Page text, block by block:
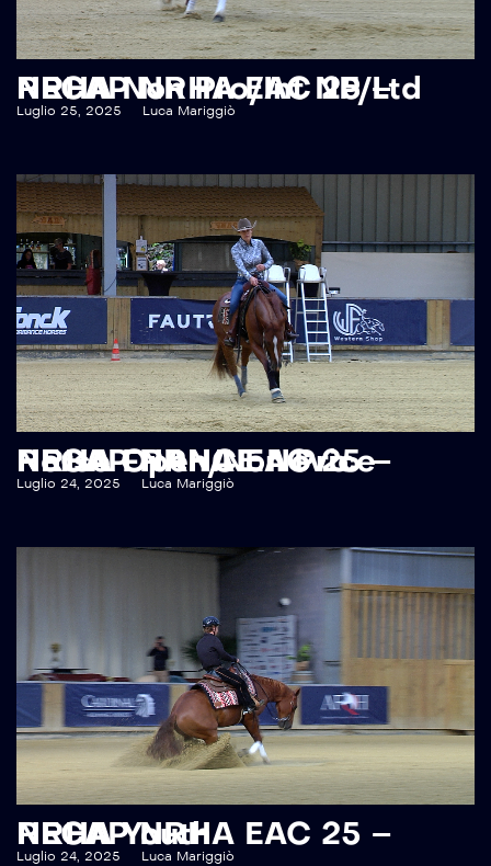
RECAP NRHA EAC 25 – NRHA Non Pro/Int NP/Ltd NP
Luglio 25, 2025 Luca Mariggiò
RECAP NRHA EAC 25 – NRHA FRANCE Novice Horse Open/Non Pro
Luglio 24, 2025 Luca Mariggiò
RECAP NRHA EAC 25 – NRHA Youth
Luglio 24, 2025 Luca Mariggiò